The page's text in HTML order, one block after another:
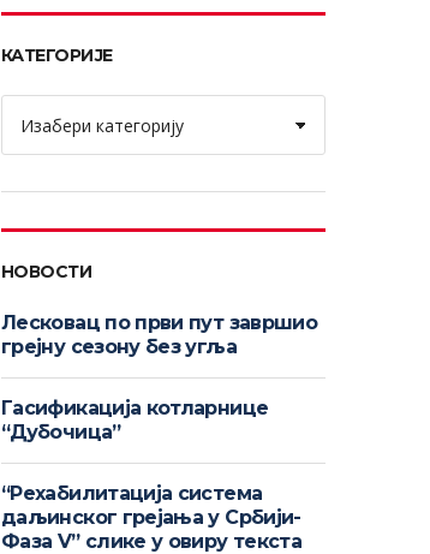
КАТЕГОРИЈЕ
Категорије
НОВОСТИ
Лесковац по први пут завршио
грејну сезону без угља
Гасификација котларнице
“Дубочица”
“Рехабилитација система
даљинског грејања у Србији-
Фаза V” слике у овиру текста